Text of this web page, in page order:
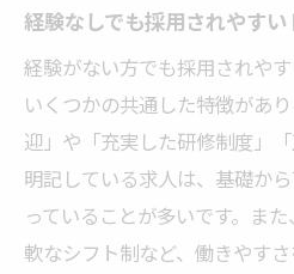
経験なしでも採用されやす
経験がない方でも採用されやす
いくつかの共通した特徴があ
迎」や「充実した研修制度」
明記している求人は、基礎か
っていることが多いです。ま
軟なシフト制など、働きやす